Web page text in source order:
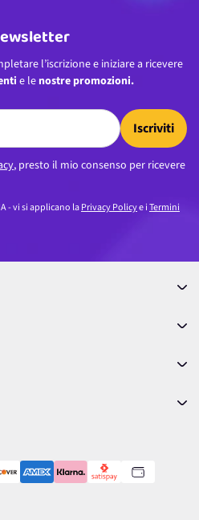
l’iscrizione e iniziare a ricevere
e le nostre promozioni.
Iscriviti
, presto il mio consenso per ricevere
- vi si applicano laPrivacy Policye iTermini